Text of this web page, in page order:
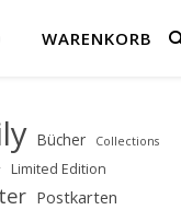
WARENKORB
Bücher Collections
Limited Edition
Postkarten